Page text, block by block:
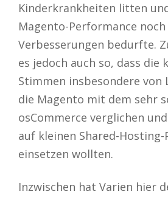
Kinderkrankheiten litten
Magento-Performance
Verbesserungen bedurfte.
es jedoch auch so, dass die
Stimmen insbesondere von
die Magento mit dem sehr
osCommerce verglichen
auf kleinen Shared-Hosting-
einsetzen wollten.
Inzwischen hat Varien hier